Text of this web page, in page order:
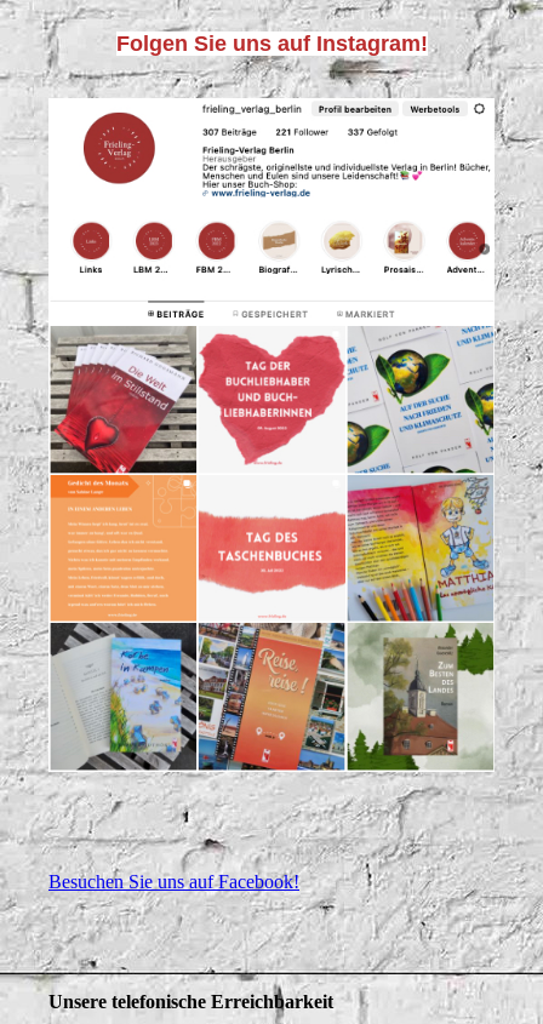
Folgen Sie uns auf Instagram!
Besuchen Sie uns auf Facebook!
Unsere telefonische Erreichbarkeit